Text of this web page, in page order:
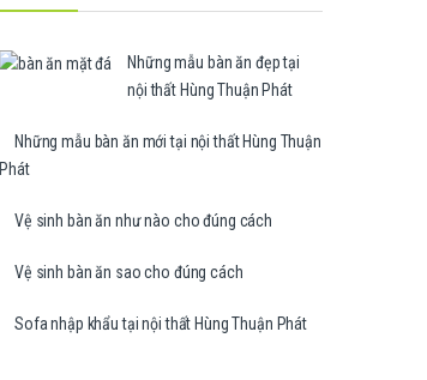
Những mẫu bàn ăn đẹp tại
nội thất Hùng Thuận Phát
Những mẫu bàn ăn mới tại nội thất Hùng Thuận
Phát
Vệ sinh bàn ăn như nào cho đúng cách
Vệ sinh bàn ăn sao cho đúng cách
Sofa nhập khẩu tại nội thất Hùng Thuận Phát